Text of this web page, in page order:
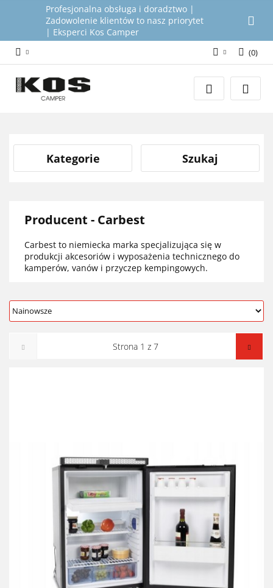
Profesjonalna obsługa i doradztwo |
Zadowolenie klientów to nasz priorytet
| Eksperci Kos Camper
Załóż konto
(0)
Kategorie Szukaj
Producent - Carbest
Carbest to niemiecka marka specjalizująca się w
produkcji akcesoriów i wyposażenia technicznego do
kamperów, vanów i przyczep kempingowych.